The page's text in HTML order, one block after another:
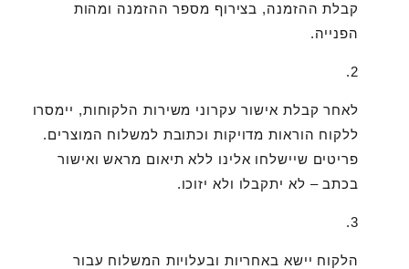
קבלת ההזמנה, בצירוף מספר ההזמנה ומהות
הפנייה.
לאחר קבלת אישור עקרוני משירות הלקוחות, יימסרו
ללקוח הוראות מדויקות וכתובת למשלוח המוצרים.
פריטים שיישלחו אלינו ללא תיאום מראש ואישור
בכתב – לא יתקבלו ולא יזוכו.
הלקוח יישא באחריות ובעלויות המשלוח עבור